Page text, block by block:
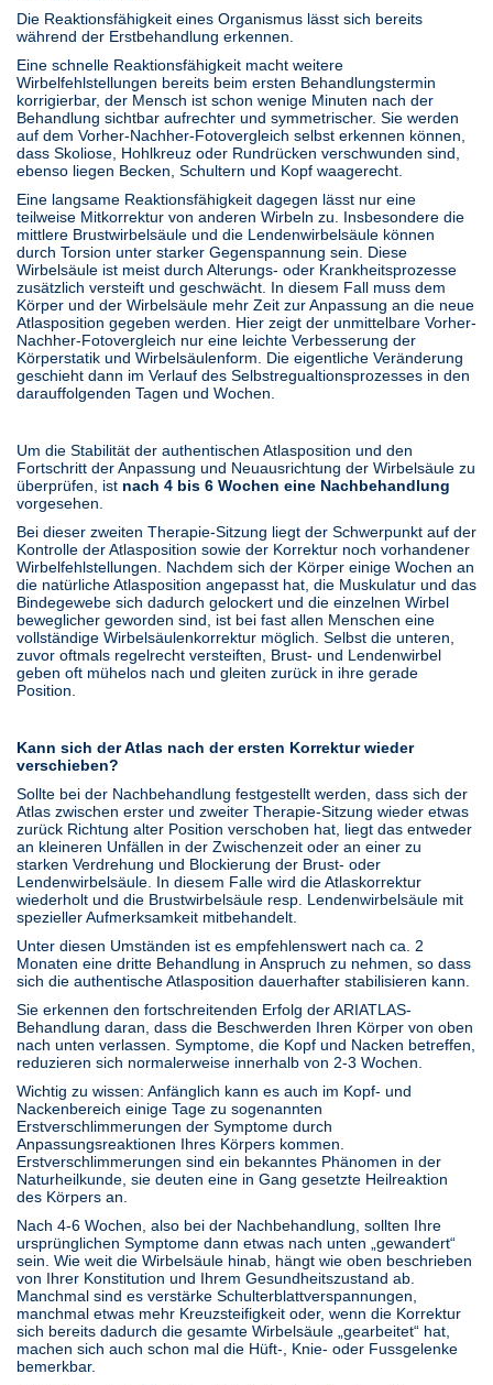
Die Reaktionsfähigkeit eines Organismus lässt sich bereits
während der Erstbehandlung erkennen.
Eine schnelle Reaktionsfähigkeit macht weitere
Wirbelfehlstellungen bereits beim ersten Behandlungstermin
korrigierbar, der Mensch ist schon wenige Minuten nach der
Behandlung sichtbar aufrechter und symmetrischer. Sie werden
auf dem Vorher-Nachher-Fotovergleich selbst erkennen können,
dass Skoliose, Hohlkreuz oder Rundrücken verschwunden sind,
ebenso liegen Becken, Schultern und Kopf waagerecht.
Eine langsame Reaktionsfähigkeit dagegen lässt nur eine
teilweise Mitkorrektur von anderen Wirbeln zu. Insbesondere die
mittlere Brustwirbelsäule und die Lendenwirbelsäule können
durch Torsion unter starker Gegenspannung sein. Diese
Wirbelsäule ist meist durch Alterungs- oder Krankheitsprozesse
zusätzlich versteift und geschwächt. In diesem Fall muss dem
Körper und der Wirbelsäule mehr Zeit zur Anpassung an die neue
Atlasposition gegeben werden. Hier zeigt der unmittelbare Vorher-
Nachher-Fotovergleich nur eine leichte Verbesserung der
Körperstatik und Wirbelsäulenform. Die eigentliche Veränderung
geschieht dann im Verlauf des Selbstregualtionsprozesses in den
darauffolgenden Tagen und Wochen.
Um die Stabilität der authentischen Atlasposition und den
Fortschritt der Anpassung und Neuausrichtung der Wirbelsäule zu
überprüfen, ist nach 4 bis 6 Wochen eine Nachbehandlung
vorgesehen.
Bei dieser zweiten Therapie-Sitzung liegt der Schwerpunkt auf der
Kontrolle der Atlasposition sowie der Korrektur noch vorhandener
Wirbelfehlstellungen. Nachdem sich der Körper einige Wochen an
die natürliche Atlasposition angepasst hat, die Muskulatur und das
Bindegewebe sich dadurch gelockert und die einzelnen Wirbel
beweglicher geworden sind, ist bei fast allen Menschen eine
vollständige Wirbelsäulenkorrektur möglich. Selbst die unteren,
zuvor oftmals regelrecht versteiften, Brust- und Lendenwirbel
geben oft mühelos nach und gleiten zurück in ihre gerade
Position.
Kann sich der Atlas nach der ersten Korrektur wieder
verschieben?
Sollte bei der Nachbehandlung festgestellt werden, dass sich der
Atlas zwischen erster und zweiter Therapie-Sitzung wieder etwas
zurück Richtung alter Position verschoben hat, liegt das entweder
an kleineren Unfällen in der Zwischenzeit oder an einer zu
starken Verdrehung und Blockierung der Brust- oder
Lendenwirbelsäule. In diesem Falle wird die Atlaskorrektur
wiederholt und die Brustwirbelsäule resp. Lendenwirbelsäule mit
spezieller Aufmerksamkeit mitbehandelt.
Unter diesen Umständen ist es empfehlenswert nach ca. 2
Monaten eine dritte Behandlung in Anspruch zu nehmen, so dass
sich die authentische Atlasposition dauerhafter stabilisieren kann.
Sie erkennen den fortschreitenden Erfolg der ARIATLAS-
Behandlung daran, dass die Beschwerden Ihren Körper von oben
nach unten verlassen. Symptome, die Kopf und Nacken betreffen,
reduzieren sich normalerweise innerhalb von 2-3 Wochen.
Wichtig zu wissen: Anfänglich kann es auch im Kopf- und
Nackenbereich einige Tage zu sogenannten
Erstverschlimmerungen der Symptome durch
Anpassungsreaktionen Ihres Körpers kommen.
Erstverschlimmerungen sind ein bekanntes Phänomen in der
Naturheilkunde, sie deuten eine in Gang gesetzte Heilreaktion
des Körpers an.
Nach 4-6 Wochen, also bei der Nachbehandlung, sollten Ihre
ursprünglichen Symptome dann etwas nach unten „gewandert“
sein. Wie weit die Wirbelsäule hinab, hängt wie oben beschrieben
von Ihrer Konstitution und Ihrem Gesundheitszustand ab.
Manchmal sind es verstärke Schulterblattverspannungen,
manchmal etwas mehr Kreuzsteifigkeit oder, wenn die Korrektur
sich bereits dadurch die gesamte Wirbelsäule „gearbeitet“ hat,
machen sich auch schon mal die Hüft-, Knie- oder Fussgelenke
bemerkbar.